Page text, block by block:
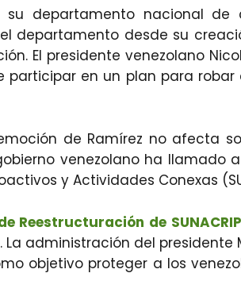
su departamento nacional de
departamento desde su
El presidente venezolano
participar en un plan para
de Ramírez no afecta
venezolano ha llamado
y Actividades Conexas
Reestructuración de SUNACRIP
administración del
objetivo proteger a los